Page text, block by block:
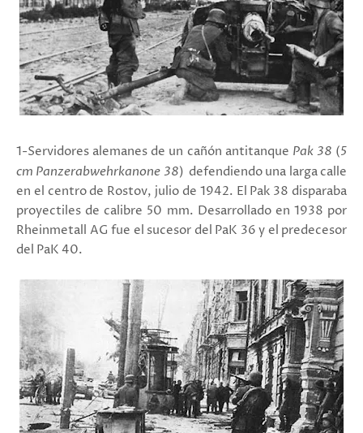
1-Servidores alemanes de un cañón antitanque Pak 38 (5
cm Panzerabwehrkanone 38) defendiendo una larga calle
en el centro de Rostov, julio de 1942. El Pak 38 disparaba
proyectiles de calibre 50 mm. Desarrollado en 1938 por
Rheinmetall AG fue el sucesor del PaK 36 y el predecesor
del PaK 40.